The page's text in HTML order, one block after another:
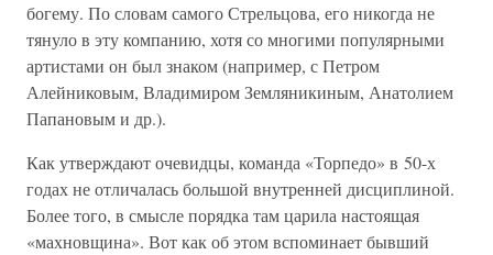
богему. По словам самого Стрельцова, его никогда не
тянуло в эту компанию, хотя со многими популярными
артистами он был знаком (например, с Петром
Алейниковым, Владимиром Земляникиным, Анатолием
Папановым и др.).
Как утверждают очевидцы, команда «Торпедо» в 50-х
годах не отличалась большой внутренней дисциплиной.
Более того, в смысле порядка там царила настоящая
«махновщина». Вот как об этом вспоминает бывший